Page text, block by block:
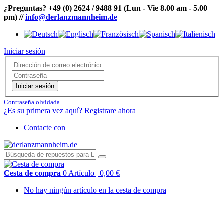
¿Preguntas? +49 (0) 2624 / 9488 91 (Lun - Vie 8.00 am - 5.00
pm) //info@derlanzmannheim.de
Iniciar sesión
Iniciar sesión
Contraseña olvidada
¿Es su primera vez aquí? Registrare ahora
Contacte con
Cesta de compra 0 Artículo | 0,00 €
No hay ningún artículo en la cesta de compra